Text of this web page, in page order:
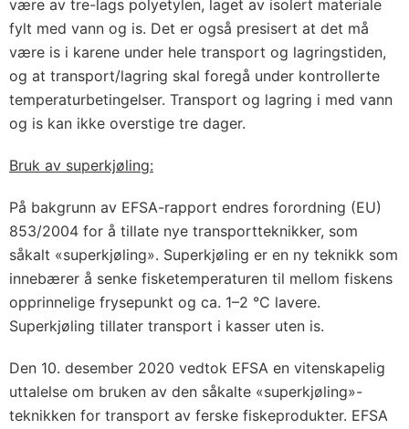
være av tre-lags polyetylen, laget av isolert materiale
fylt med vann og is. Det er også presisert at det må
være is i karene under hele transport og lagringstiden,
og at transport/lagring skal foregå under kontrollerte
temperaturbetingelser. Transport og lagring i med vann
og is kan ikke overstige tre dager.
Bruk av superkjøling:
På bakgrunn av EFSA-rapport endres forordning (EU)
853/2004 for å tillate nye transportteknikker, som
såkalt «superkjøling». Superkjøling er en ny teknikk som
innebærer å senke fisketemperaturen til mellom fiskens
opprinnelige frysepunkt og ca. 1–2 °C lavere.
Superkjøling tillater transport i kasser uten is.
Den 10. desember 2020 vedtok EFSA en vitenskapelig
uttalelse om bruken av den såkalte «superkjøling»-
teknikken for transport av ferske fiskeprodukter. EFSA